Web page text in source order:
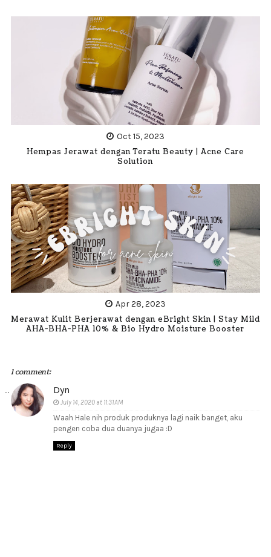
Oct 15, 2023
Hempas Jerawat dengan Teratu Beauty | Acne Care
Solution
Apr 28, 2023
Merawat Kulit Berjerawat dengan eBright Skin | Stay Mild
AHA-BHA-PHA 10% & Bio Hydro Moisture Booster
1 comment:
Dyn
July 14, 2020 at 11:31 AM
Waah Hale nih produk produknya lagi naik banget, aku
pengen coba dua duanya jugaa :D
Reply